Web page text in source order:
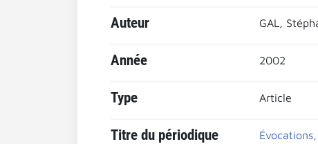
Auteur GAL,
Année 2002
Type Article
Titre du périodique